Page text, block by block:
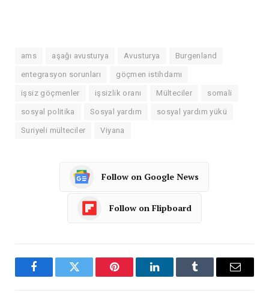
ams aşağı avusturya Avusturya Burgenland
entegrasyon sorunları göçmen istihdamı
işsiz göçmenler işsizlik oranı Mülteciler somali
sosyal politika Sosyal yardım sosyal yardım yükü
Suriyeli mülteciler Viyana
Follow on Google News
Follow on Flipboard
FacebookTwitter Pinterest LinkedInTumblr Email